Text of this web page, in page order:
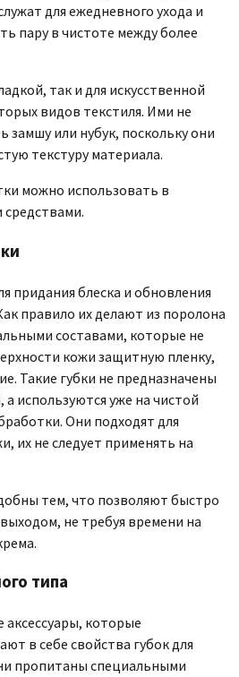
для ежедневного ухода и
пару в чистоте между более
так и для искусственной
видов текстиля. Ими не
замшу или нубук, поскольку они
текстуру материала.
можно использовать в
средствами.
придания блеска и обновления
правило их делают из поролона
составами, которые не
кожи защитную пленку,
Такие губки не предназначены
а используются уже на чистой
Они подходят для
их не следует применять на
тем, что позволяют быстро
не требуя времени на
типа
которые
в себе свойства губок для
пропитаны специальными